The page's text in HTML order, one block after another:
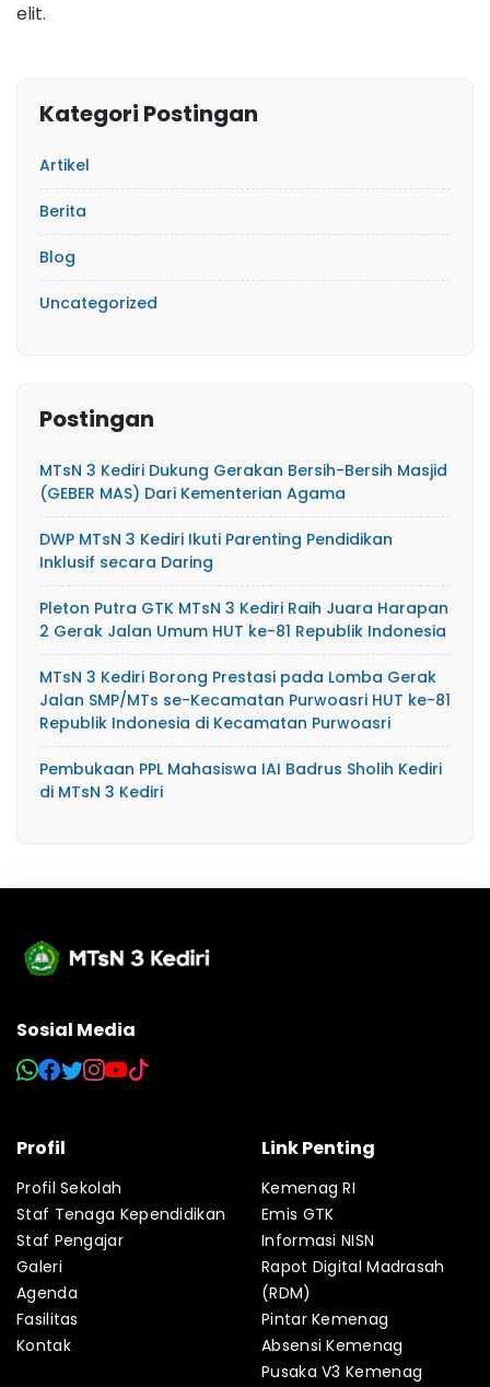
elit.
Kategori Postingan
Artikel
Berita
Blog
Uncategorized
Postingan
MTsN 3 Kediri Dukung Gerakan Bersih-Bersih Masjid
(GEBER MAS) Dari Kementerian Agama
DWP MTsN 3 Kediri Ikuti Parenting Pendidikan
Inklusif secara Daring
Pleton Putra GTK MTsN 3 Kediri Raih Juara Harapan
2 Gerak Jalan Umum HUT ke-81 Republik Indonesia
MTsN 3 Kediri Borong Prestasi pada Lomba Gerak
Jalan SMP/MTs se-Kecamatan Purwoasri HUT ke-81
Republik Indonesia di Kecamatan Purwoasri
Pembukaan PPL Mahasiswa IAI Badrus Sholih Kediri
di MTsN 3 Kediri
Sosial Media
Profil
Profil Sekolah
Staf Tenaga Kependidikan
Staf Pengajar
Galeri
Agenda
Fasilitas
Kontak
Link Penting
Kemenag RI
Emis GTK
Informasi NISN
Rapot Digital Madrasah
(RDM)
Pintar Kemenag
Absensi Kemenag
Pusaka V3 Kemenag